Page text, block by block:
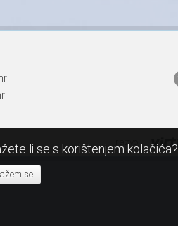
razvoj:
li se s korištenjem kolačića?
se